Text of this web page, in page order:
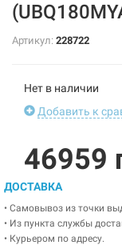
Артикул: 228722
Нет в наличии
Добавить к
46959
ДОСТАВКА
• Самовывоз из точки
• Из пункта службы
• Курьером по адресу.